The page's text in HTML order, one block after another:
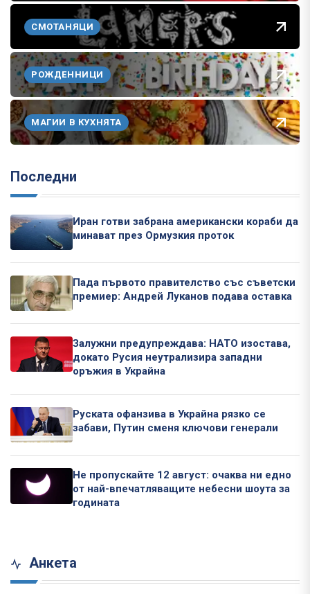
СМОТАНЯЦИ
РОЖДЕННИЦИ
МАГИИ В КУХНЯТА
Последни
Иран готви забрана американски кораби да
минават през Ормузкия проток
Пада първото правителство със съветски
премиер: Андрей Луканов подава оставка
Залужни предупреждава: НАТО изостава,
докато Русия неутрализира западни
оръжия в Украйна
Руската офанзива в Украйна рязко се
забави, Путин сменя ключови генерали
Не пропускайте 12 август: очаква ни едно
от най-впечатляващите небесни шоута за
годината
Анкета